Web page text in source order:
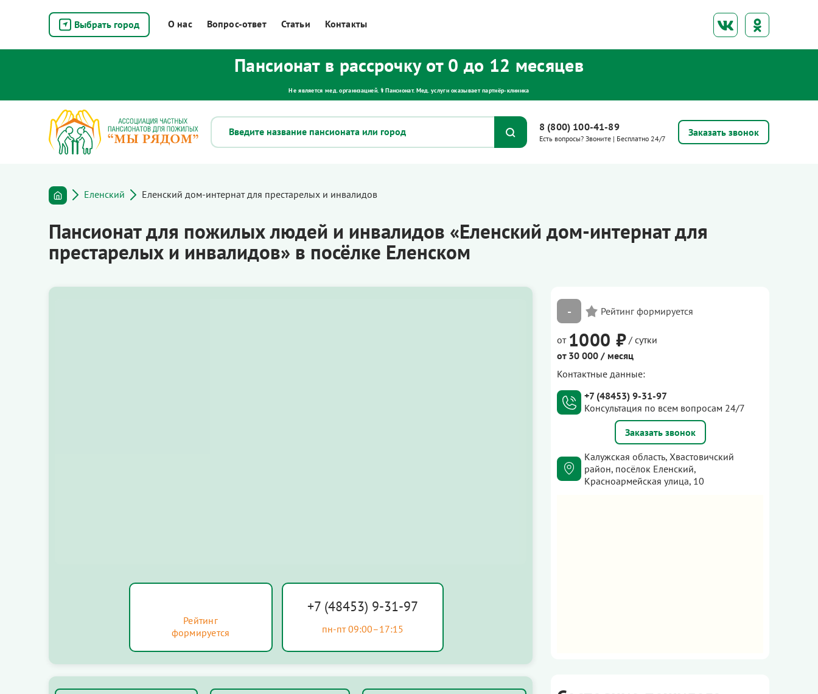
Выбрать город О нас Вопрос-ответ Статьи Контакты
Пансионат в рассрочку от 0 до 12 месяцев
Не является мед. организацией. ⚕ Пансионат. Мед. услуги оказывает партнёр‑клиника
8 (800) 100-41-89
Есть вопросы? Звоните | Бесплатно 24/7
Заказать звонок
Еленский Еленский дом-интернат для престарелых и инвалидов
Пансионат для пожилых людей и инвалидов «Еленский дом-интернат для
престарелых и инвалидов» в посёлке Еленском
Рейтинг
формируется
+7 (48453) 9-31-97
пн-пт 09:00–17:15
-
от 1000 ₽/ сутки
от 30 000 / месяц
Контактные данные:
+7 (48453) 9-31-97
Консультация по всем вопросам 24/7
Заказать звонок
Калужская область, Хвастовичский
район, посёлок Еленский,
Красноармейская улица, 10